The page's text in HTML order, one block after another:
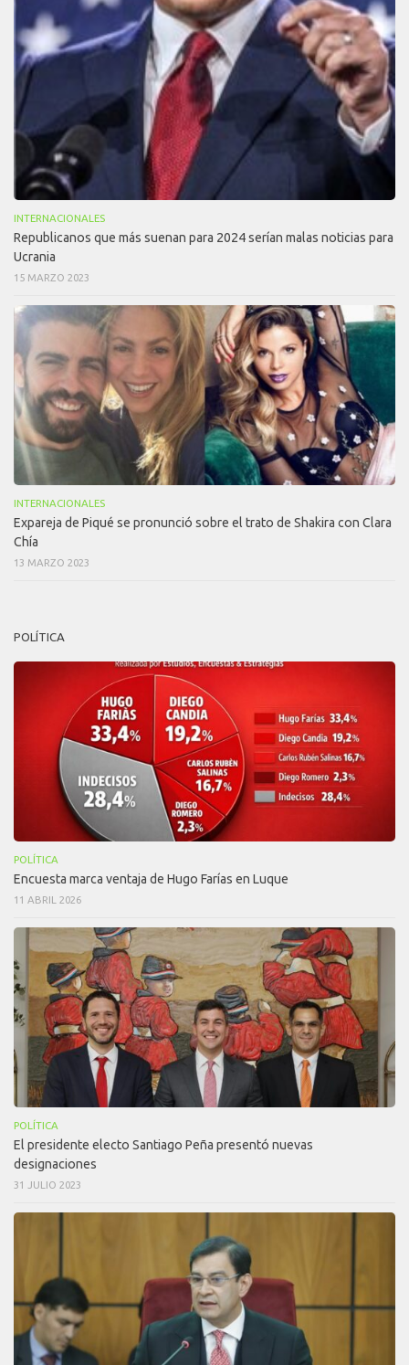
INTERNACIONALES
Republicanos que más suenan para 2024 serían malas noticias para
Ucrania
15 MARZO 2023
INTERNACIONALES
Expareja de Piqué se pronunció sobre el trato de Shakira con Clara
Chía
13 MARZO 2023
POLÍTICA
POLÍTICA
Encuesta marca ventaja de Hugo Farías en Luque
11 ABRIL 2026
POLÍTICA
El presidente electo Santiago Peña presentó nuevas
designaciones
31 JULIO 2023